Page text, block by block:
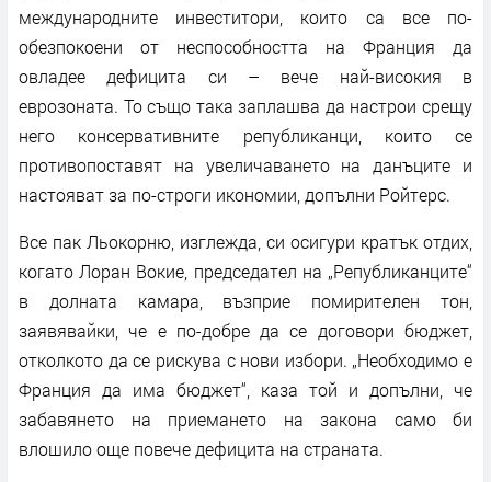
международните инвеститори, които са все по-
обезпокоени от неспособността на Франция да
овладее дефицита си – вече най-високия в
еврозоната. То също така заплашва да настрои срещу
него консервативните републиканци, които се
противопоставят на увеличаването на данъците и
настояват за по-строги икономии, допълни Ройтерс.
Все пак Льокорню, изглежда, си осигури кратък отдих,
когато Лоран Вокие, председател на „Републиканците“
в долната камара, възприе помирителен тон,
заявявайки, че е по-добре да се договори бюджет,
отколкото да се рискува с нови избори. „Необходимо е
Франция да има бюджет“, каза той и допълни, че
забавянето на приемането на закона само би
влошило още повече дефицита на страната.